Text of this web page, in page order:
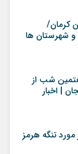
استان کرمان/
و شهرستان ها
شب از
| اخبار
تنگه هرمز